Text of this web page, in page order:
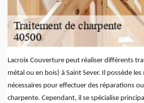
Lacroix Couverture peut réaliser différents
métal ou en bois) à Saint Sever. Il possède
nécessaires pour effectuer des réparations
charpente. Cependant, il se spécialise